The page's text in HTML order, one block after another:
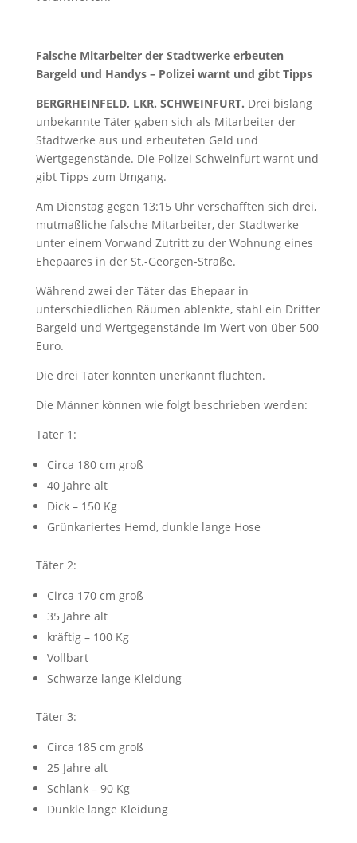
Falsche Mitarbeiter der Stadtwerke erbeuten
Bargeld und Handys – Polizei warnt und gibt Tipps
BERGRHEINFELD, LKR. SCHWEINFURT. Drei bislang
unbekannte Täter gaben sich als Mitarbeiter der
Stadtwerke aus und erbeuteten Geld und
Wertgegenstände. Die Polizei Schweinfurt warnt und
gibt Tipps zum Umgang.
Am Dienstag gegen 13:15 Uhr verschafften sich drei,
mutmaßliche falsche Mitarbeiter, der Stadtwerke
unter einem Vorwand Zutritt zu der Wohnung eines
Ehepaares in der St.-Georgen-Straße.
Während zwei der Täter das Ehepaar in
unterschiedlichen Räumen ablenkte, stahl ein Dritter
Bargeld und Wertgegenstände im Wert von über 500
Euro.
Die drei Täter konnten unerkannt flüchten.
Die Männer können wie folgt beschrieben werden:
Täter 1:
Circa 180 cm groß
40 Jahre alt
Dick – 150 Kg
Grünkariertes Hemd, dunkle lange Hose
Täter 2:
Circa 170 cm groß
35 Jahre alt
kräftig – 100 Kg
Vollbart
Schwarze lange Kleidung
Täter 3:
Circa 185 cm groß
25 Jahre alt
Schlank – 90 Kg
Dunkle lange Kleidung